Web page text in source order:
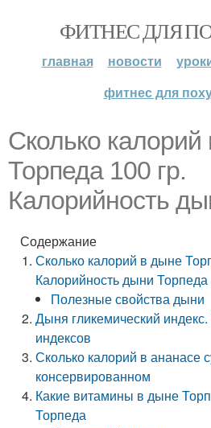
ФИТНЕС ДЛЯ
главная новости
фитнес для
Сколько
Торпеда 100 гр.
Калорийность
Содержание
Сколько калорий в дыне
Калорийность дыни Торпеда
Полезные свойства дыни
Дыня гликемический
индексов
Сколько калорий в ананасе
консервированном
Какие витамины в дыне
Торпеда